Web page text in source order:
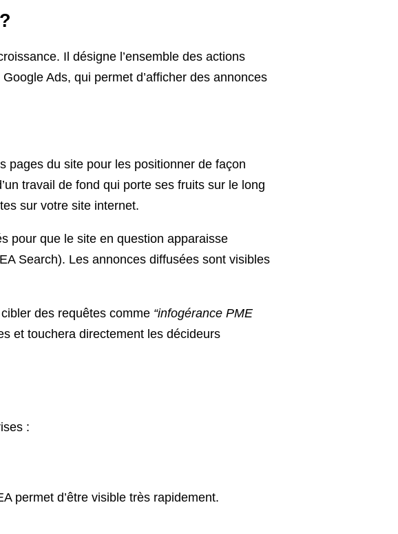
Il désigne l’ensemble des actions
Ads, qui permet d’afficher des annonces
pages du site pour les positionner de façon
travail de fond qui porte ses fruits sur le long
sur votre site internet.
pour que le site en question apparaisse
Search). Les annonces diffusées sont visibles
des requêtes comme “infogérance PME
et touchera directement les décideurs
:
permet d’être visible très rapidement.